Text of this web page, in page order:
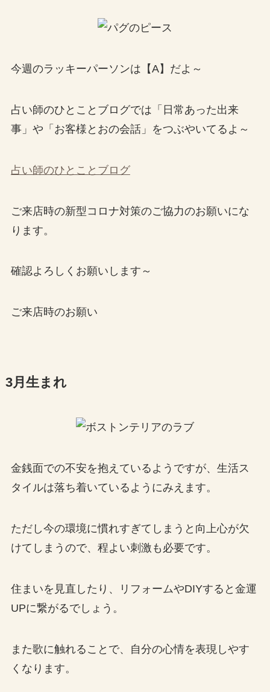
今週のラッキーパーソンは【A】だよ～
占い師のひとことブログでは「日常あった出来
事」や「お客様とおの会話」をつぶやいてるよ～
占い師のひとことブログ
ご来店時の新型コロナ対策のご協力のお願いにな
ります。
確認よろしくお願いします～
ご来店時のお願い
3月生まれ
金銭面での不安を抱えているようですが、生活ス
タイルは落ち着いているようにみえます。
ただし今の環境に慣れすぎてしまうと向上心が欠
けてしまうので、程よい刺激も必要です。
住まいを見直したり、リフォームやDIYすると金運
UPに繋がるでしょう。
また歌に触れることで、自分の心情を表現しやす
くなります。